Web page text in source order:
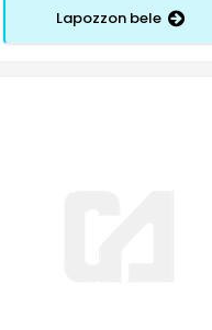
Lapozzon bele